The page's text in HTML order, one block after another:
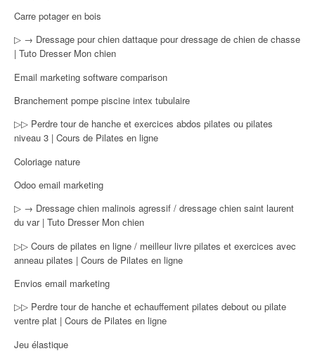
Carre potager en bois
▷ → Dressage pour chien dattaque pour dressage de chien de chasse
| Tuto Dresser Mon chien
Email marketing software comparison
Branchement pompe piscine intex tubulaire
▷▷ Perdre tour de hanche et exercices abdos pilates ou pilates
niveau 3 | Cours de Pilates en ligne
Coloriage nature
Odoo email marketing
▷ → Dressage chien malinois agressif / dressage chien saint laurent
du var | Tuto Dresser Mon chien
▷▷ Cours de pilates en ligne / meilleur livre pilates et exercices avec
anneau pilates | Cours de Pilates en ligne
Envios email marketing
▷▷ Perdre tour de hanche et echauffement pilates debout ou pilate
ventre plat | Cours de Pilates en ligne
Jeu élastique